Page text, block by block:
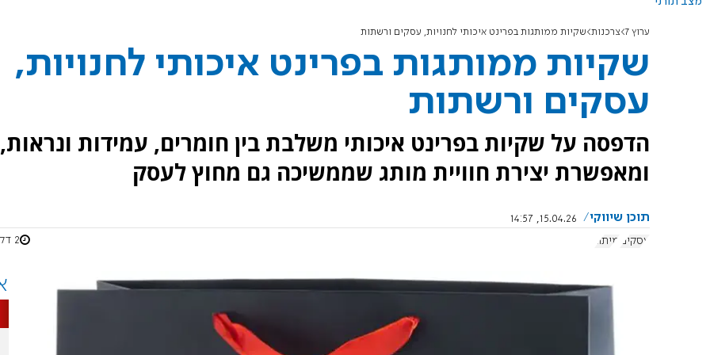
ערוץ 7 צרכנות שקיות ממותגות בפרינט איכותי לחנויות, עסקים ורשתות
שקיות ממותגות בפרינט איכותי לחנויות,
עסקים ורשתות
הדפסה על שקיות בפרינט איכותי משלבת בין חומרים, עמידות ונראות,
ומאפשרת יצירת חוויית מותג שממשיכה גם מחוץ לעסק
תוכן שיווקי
15.04.26, 14:57
עסקים מיתוג 2 דקות